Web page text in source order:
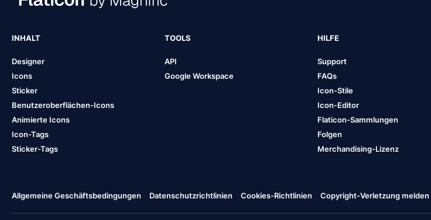
INHALT
Designer
Icons
Sticker
Benutzeroberflächen-Icons
Animierte Icons
Icon-Tags
Sticker-Tags
TOOLS
API
Google Workspace
HILFE
Support
FAQs
Icon-Stile
Icon-Editor
Flaticon-Sammlungen
Folgen
Merchandising-Lizenz
Allgemeine Geschäftsbedingungen Datenschutzrichtlinien Cookies-Richtlinien Copyright-Verletzung melden